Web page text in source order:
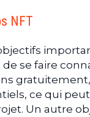
NFT
de se faire
ce qui
Un autre